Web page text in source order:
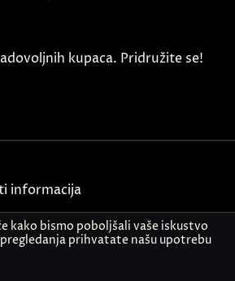
kupaca. Pridružite se!
informacija
2026.
kako bismo poboljšali vaše iskustvo
prihvatate našu upotrebu